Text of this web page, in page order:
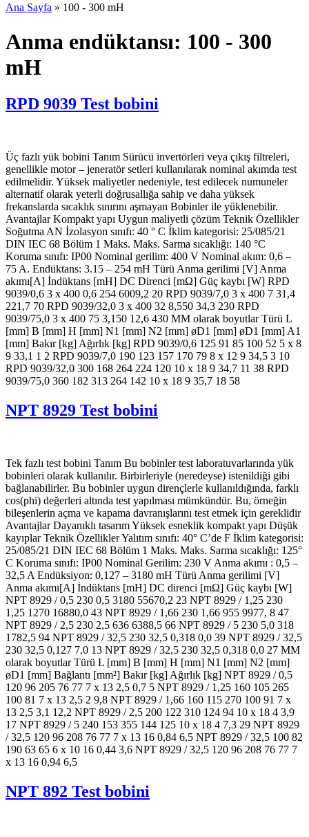
Ana Sayfa » 100 - 300 mH
Anma endüktansı: 100 - 300
mH
RPD 9039 Test bobini
Üç fazlı yük bobini Tanım Sürücü invertörleri veya çıkış filtreleri,
genellikle motor – jeneratör setleri kullanılarak nominal akımda test
edilmelidir. Yüksek maliyetler nedeniyle, test edilecek numuneler
alternatif olarak yeterli doğrusallığa sahip ve daha yüksek
frekanslarda sıcaklık sınırını aşmayan Bobinler ile yüklenebilir.
Avantajlar Kompakt yapı Uygun maliyetli çözüm Teknik Özellikler
Soğutma AN İzolasyon sınıfı: 40 ° C İklim kategorisi: 25/085/21
DIN IEC 68 Bölüm 1 Maks. Maks. Sarma sıcaklığı: 140 °C
Koruma sınıfı: IP00 Nominal gerilim: 400 V Nominal akım: 0,6 –
75 A. Endüktans: 3.15 – 254 mH Türü Anma gerilimi [V] Anma
akımı[A] İndüktans [mH] DC Direnci [mΩ] Güç kaybı [W] RPD
9039/0,6 3 x 400 0,6 254 6009,2 20 RPD 9039/7,0 3 x 400 7 31,4
221,7 70 RPD 9039/32,0 3 x 400 32 8,550 34,3 230 RPD
9039/75,0 3 x 400 75 3,150 12,6 430 MM olarak boyutlar Türü L
[mm] B [mm] H [mm] N1 [mm] N2 [mm] øD1 [mm] øD1 [mm] A1
[mm] Bakır [kg] Ağırlık [kg] RPD 9039/0,6 125 91 85 100 52 5 x 8
9 33,1 1 2 RPD 9039/7,0 190 123 157 170 79 8 x 12 9 34,5 3 10
RPD 9039/32,0 300 168 264 224 120 10 x 18 9 34,7 11 38 RPD
9039/75,0 360 182 313 264 142 10 x 18 9 35,7 18 58
NPT 8929 Test bobini
Tek fazlı test bobini Tanım Bu bobinler test laboratuvarlarında yük
bobinleri olarak kullanılır. Birbirleriyle (neredeyse) istenildiği gibi
bağlanabilirler. Bu bobinler uygun dirençlerle kullanıldığında, farklı
cos(phi) değerleri altında test yapılması mümkündür. Bu, örneğin
bileşenlerin açma ve kapama davranışlarını test etmek için gereklidir
Avantajlar Dayanıklı tasarım Yüksek esneklik kompakt yapı Düşük
kayıplar Teknik Özellikler Yalıtım sınıfı: 40° C’de F İklim kategorisi:
25/085/21 DIN IEC 68 Bölüm 1 Maks. Maks. Sarma sıcaklığı: 125°
C Koruma sınıfı: IP00 Nominal Gerilim: 230 V Anma akımı : 0,5 –
32,5 A Endüksiyon: 0,127 – 3180 mH Türü Anma gerilimi [V]
Anma akımı[A] İndüktans [mH] DC direnci [mΩ] Güç kaybı [W]
NPT 8929 / 0,5 230 0,5 3180 55670,2 23 NPT 8929 / 1,25 230
1,25 1270 16880,0 43 NPT 8929 / 1,66 230 1,66 955 9977, 8 47
NPT 8929 / 2,5 230 2,5 636 6388,5 66 NPT 8929 / 5 230 5,0 318
1782,5 94 NPT 8929 / 32,5 230 32,5 0,318 0,0 39 NPT 8929 / 32,5
230 32,5 0,127 7,0 13 NPT 8929 / 32,5 230 32,5 0,318 0,0 27 MM
olarak boyutlar Türü L [mm] B [mm] H [mm] N1 [mm] N2 [mm]
øD1 [mm] Bağlantı [mm²] Bakır [kg] Ağırlık [kg] NPT 8929 / 0,5
120 96 205 76 77 7 x 13 2,5 0,7 5 NPT 8929 / 1,25 160 105 265
100 81 7 x 13 2,5 2 9,8 NPT 8929 / 1,66 160 115 270 100 91 7 x
13 2,5 3,1 12,2 NPT 8929 / 2,5 200 122 310 124 94 10 x 18 4 3,9
17 NPT 8929 / 5 240 153 355 144 125 10 x 18 4 7,3 29 NPT 8929
/ 32,5 120 96 208 76 77 7 x 13 16 0,84 6,5 NPT 8929 / 32,5 100 82
190 63 65 6 x 10 16 0,44 3,6 NPT 8929 / 32,5 120 96 208 76 77 7
x 13 16 0,94 6,5
NPT 892 Test bobini